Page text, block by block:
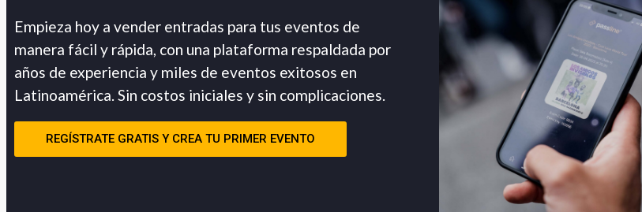
Empieza hoy a vender entradas para tus eventos de
manera fácil y rápida, con una plataforma respaldada por
años de experiencia y miles de eventos exitosos en
Latinoamérica. Sin costos iniciales y sin complicaciones.
REGÍSTRATE GRATIS Y CREA TU PRIMER EVENTO